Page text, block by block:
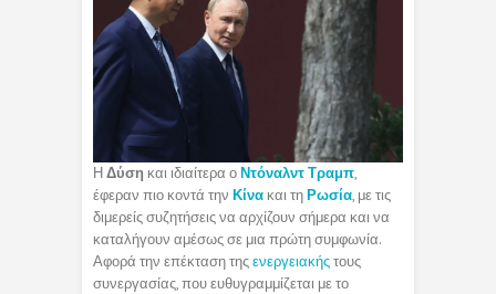
ΗΔύση και ιδιαίτερα οΝτόναλντ Τραμπ,
έφεραν πιο κοντά την Κίνα και τηΡωσία, με τις
διμερείς συζητήσεις να αρχίζουν σήμερα και να
καταλήγουν αμέσως σε μια πρώτη συμφωνία.
Αφορά την επέκταση τηςενεργειακήςτους
συνεργασίας, που ευθυγραμμίζεται με το